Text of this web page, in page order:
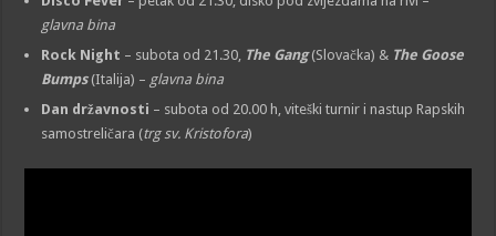
glavna bina
Rock Night – subota od 21.30, The Gang(Slovačka) & The Goose
Bumps(Italija) – glavna bina
Dan državnosti – subota od 20.00 h, viteški turnir i nastup Rapskih
samostreličara (trg sv. Kristofora)